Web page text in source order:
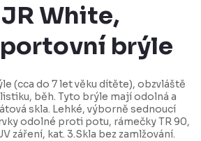
JR White,
brýle
(cca do 7 let věku dítěte), obzvláště
běh. Tyto brýle mají odolná a
skla. Lehké, výborně sednoucí
odolné proti potu, rámečky TR 90,
záření, kat. 3.Skla bez zamlžování.